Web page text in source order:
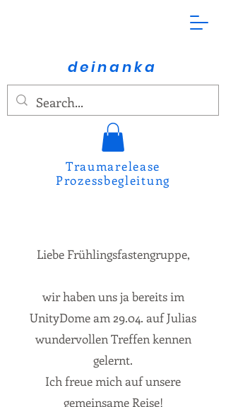
deinanka
Traumarelease
Prozessbegleitung
Liebe Frühlingsfastengruppe,
wir haben uns ja bereits im
UnityDome am 29.04. auf Julias
wundervollen Treffen kennen
gelernt.
Ich freue mich auf unsere
gemeinsame Reise!